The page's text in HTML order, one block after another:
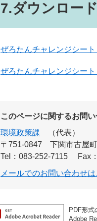
7.ダウンロード
ぜろたんチャレンジシー
ぜろたんチャレンジシー
このページに関するお問
環境政策課
代表
〒751-0847
下関市古屋
Tel：083-252-7115
Fax
メールでのお問い合わせは
PDF形式
Adobe